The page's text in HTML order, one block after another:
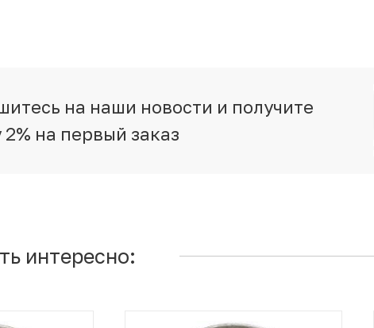
на наши новости и получите
2% на первый заказ
интересно: